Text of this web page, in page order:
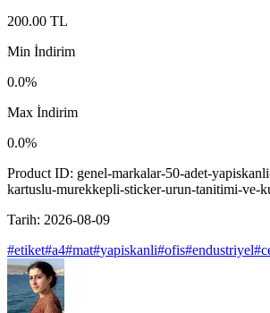
200.00 TL
Min İndirim
0.0%
Max İndirim
0.0%
Product ID: genel-markalar-50-adet-
kartuslu-murekkepli-sticker-urun-tanitimi-ve-
Tarih: 2026-08-09
#etiket#a4#mat#yapiskanli#ofis#endustriyel#